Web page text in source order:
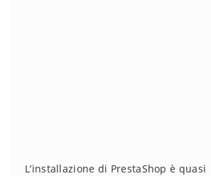
L’installazione di PrestaShop è quasi